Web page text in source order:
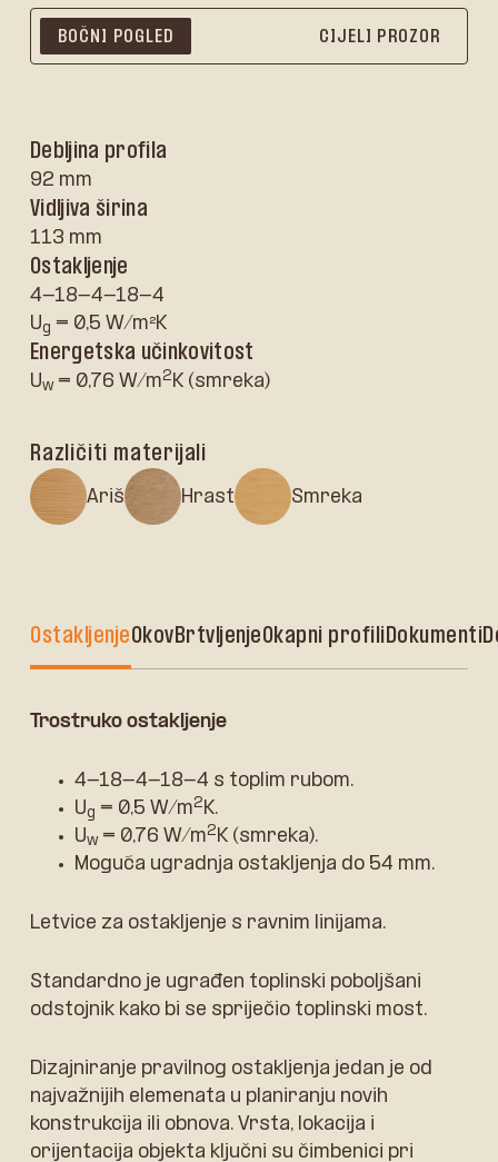
Debljina profila
92 mm
Vidljiva širina
113 mm
Ostakljenje
4-18-4-18-4
Ug = 0,5 W/m²K
Energetska učinkovitost
Uw= 0,76 W/m2 K (smreka)
BOČNI POGLED CIJELI PROZOR
Različiti materijali
Ariš Hrast Smreka
OstakljenjeOkovBrtvljenjeOkapni profiliDokumenti
Trostruko ostakljenje
4-18-4-18-4 s toplim rubom.
Ug = 0,5 W/m2 K.
Uw= 0,76 W/m2 K (smreka).
Moguća ugradnja ostakljenja do 54 mm.
Letvice za ostakljenje s ravnim linijama.
Standardno je ugrađen toplinski poboljšani
odstojnik kako bi se spriječio toplinski most.
Dizajniranje pravilnog ostakljenja jedan je od
najvažnijih elemenata u planiranju novih
konstrukcija ili obnova. Vrsta, lokacija i
orijentacija objekta ključni su čimbenici pri